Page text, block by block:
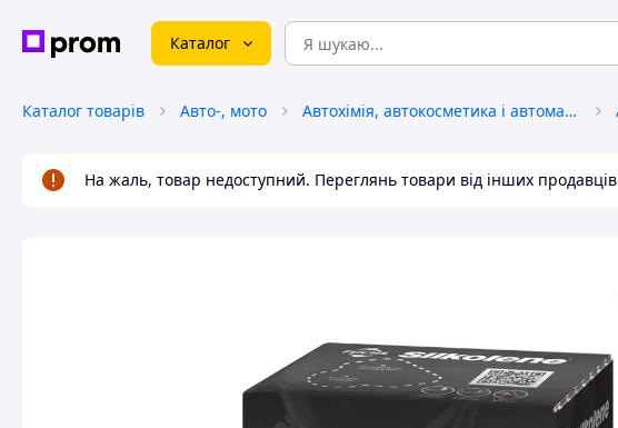
Каталог
Каталог товарів Авто-, мото Автохімія, автокосметика і автомастила
На жаль, товар недоступний. Переглянь товари від інших продавців